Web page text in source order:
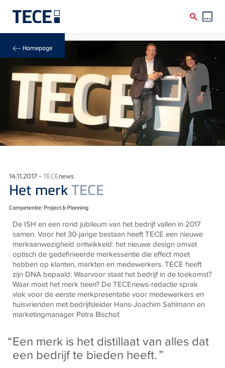
Skip to main content
Breadcrumb
Homepage
14.11.2017 - TECEnews
Het merkTECE
Competentie: Project & Planning
De ISH en een rond jubileum van het bedrijf vallen in 2017
samen. Voor het 30-jarige bestaan heeft TECE een nieuwe
merkaanwezigheid ontwikkeld: het nieuwe design omvat
optisch de gedefinieerde merkessentie die effect moet
hebben op klanten, markten en medewerkers. TECE heeft
zijn DNA bepaald: Waarvoor staat het bedrijf in de toekomst?
Waar moet het merk heen? De TECEnews-redactie sprak
vlak voor de eerste merkpresentatie voor medewerkers en
huisvrienden met bedrijfsleider Hans-Joachim Sahlmann en
marketingmanager Petra Bischof.
Een merk is het distillaat van alles dat
een bedrijf te bieden heeft.